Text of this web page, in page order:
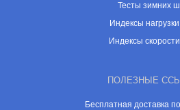
Тесты зимних
Индексы
Индексы
ПОЛЕЗНЫЕ
Бесплатная доставка